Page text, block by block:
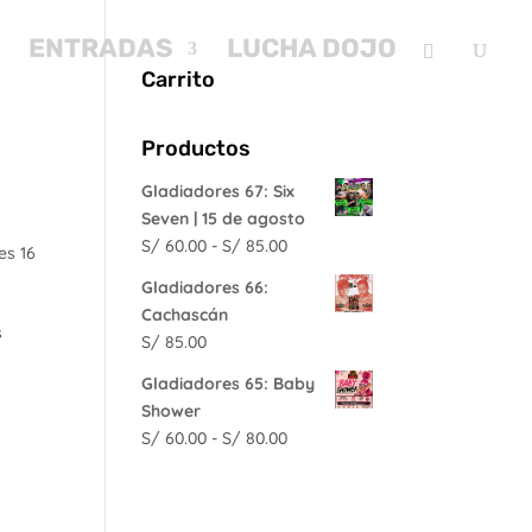
ENTRADAS LUCHA DOJO
Carrito
Productos
Gladiadores 67: Six
Seven | 15 de agosto
S/ 60.00 - S/ 85.00Rango
precios:
hasta
S/ 85.00
Gladiadores 66:
Cachascán
S/ 85.00
Gladiadores 65: Baby
Shower
S/ 60.00 - S/ 80.00Rango